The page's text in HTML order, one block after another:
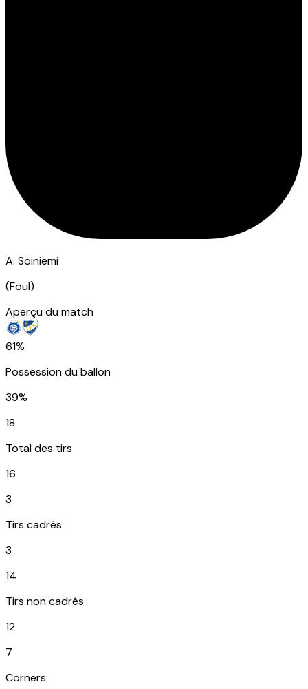
A. Soiniemi
(Foul)
Aperçu du match
61%
Possession du ballon
39%
18
Total des tirs
16
3
Tirs cadrés
3
14
Tirs non cadrés
12
7
Corners